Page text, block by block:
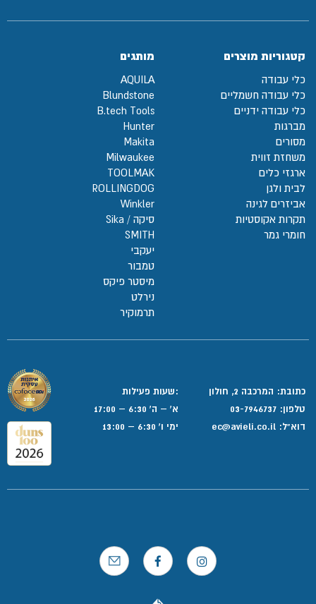
קטגוריות מוצרים
כלי עבודה
כלי עבודה חשמליים
כלי עבודה ידניים
מברגות
מסורים
משחזת זווית
ארגזי כלים
לבית ולגן
אביזרים לגינה
תקרות אקוסטיות
חומרי גמר
מותגים
AQUILA
Blundstone
B.tech Tools
Hunter
Makita
Milwaukee
TOOLMAK
ROLLINGDOG
Winkler
סיקה / Sika
SMITH
יעקבי
טמבור
מיסטר פיקס
נירלט
תרמוקיר
כתובת: המרכבה 2, חולון
טלפון: 03-7946737
דוא”ל:
:שעות פעילות
א' – ה' 6:30 – 17:00
ימי ו' 6:30 – 13:00